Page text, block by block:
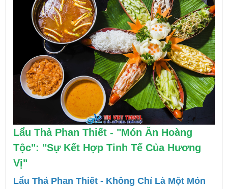
Lẩu Thả Phan Thiết - "Món Ăn Hoàng
Tộc": "Sự Kết Hợp Tinh Tế Của Hương
Vị"
Lẩu Thả Phan Thiết - Không Chỉ Là Một Món